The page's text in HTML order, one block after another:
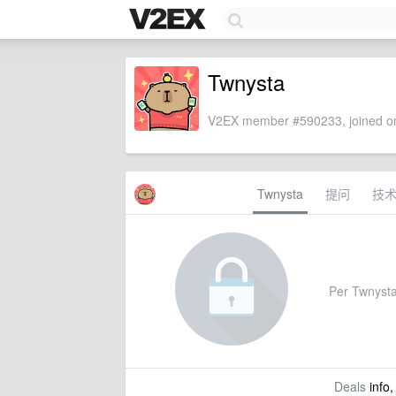
Twnysta
V2EX member #590233, joined
Twnysta 提问 技
Per
Dealsinfo,